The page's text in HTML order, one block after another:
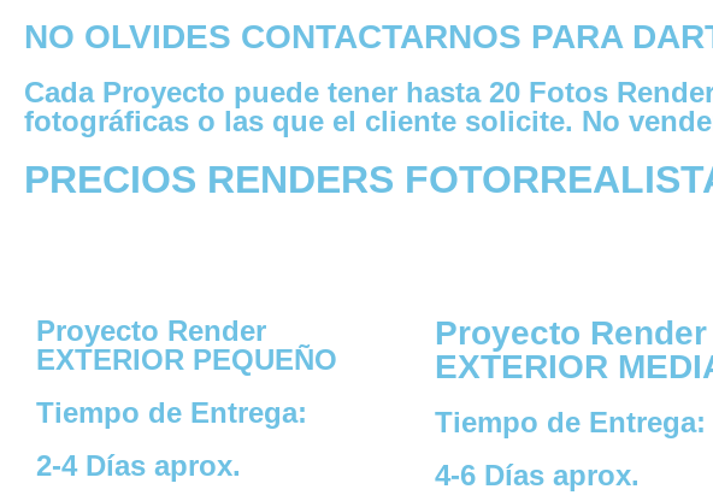
NO OLVIDES CONTACTARNOS PARA
Cada Proyecto puede tener hasta 20 Fotos
fotográficas o las que el cliente solicite. No
PRECIOS RENDERS
Proyecto Render
EXTERIOR PEQUEÑO
Tiempo de Entrega:
2-4 Días aprox.
Proyecto Render
EXTERIOR
Tiempo de Entrega:
4-6 Días aprox.